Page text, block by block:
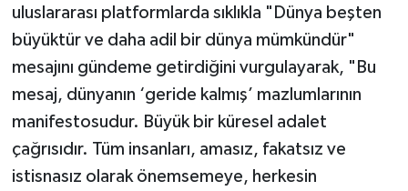
uluslararası platformlarda sıklıkla "Dünya beşten
büyüktür ve daha adil bir dünya mümkündür"
mesajını gündeme getirdiğini vurgulayarak, "Bu
mesaj, dünyanın ‘geride kalmış’ mazlumlarının
manifestosudur. Büyük bir küresel adalet
çağrısıdır. Tüm insanları, amasız, fakatsız ve
istisnasız olarak önemsemeye, herkesin